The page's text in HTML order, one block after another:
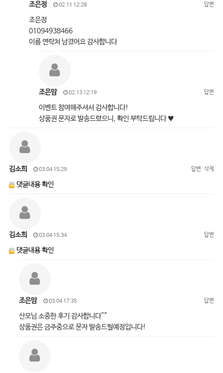
조은정 02.11 12:28 답변
조은정
01094938466
이름 연락처 남겼어요 감사합니다
조은맘 02.13 12:19 답변
이벤트 참여해주셔서 감사합니다!
상품권 문자로 발송드렸으니, 확인 부탁드립니다 ♥
김소희 03.04 15:29 답변 삭제
댓글내용 확인
김소희 03.04 15:34 답변
댓글내용 확인
조은맘 03.04 17:35 답변
산모님 소중한 후기 감사합니다^^
상품권은 금주중으로 문자 발송드릴예정입니다!